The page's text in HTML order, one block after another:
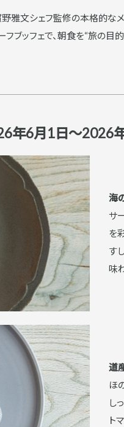
雅文シェフ監修の本格的なメ
ブッフェで、朝食を“旅の目
年6月1日～2026
サ
を
す
味
ほ
し
ト